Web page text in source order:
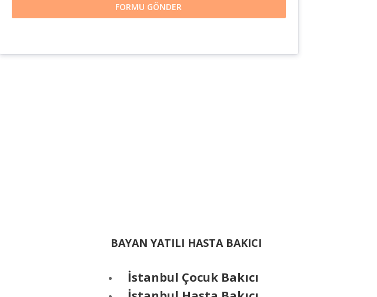
FORMU GÖNDER
BAYAN YATILI HASTA BAKICI
İstanbul Çocuk Bakıcı